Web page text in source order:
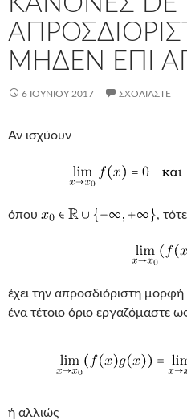
ΜΗΔΕΝ ΕΠΙ
6 ΙΟΥΝΊΟΥ 2017 ΣΧΟΛΙΆΣΤΕ
Αν ισχύουν
όπου ,
έχει την απροσδιόριστη μορφή
ένα τέτοιο όριο εργαζόμαστε
ή αλλιώς